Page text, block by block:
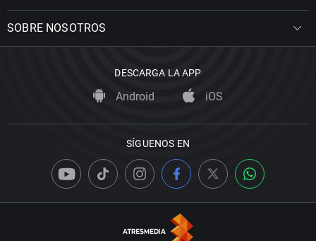
SOBRE NOSOTROS
DESCARGA LA APP
Android iOS
SÍGUENOS EN